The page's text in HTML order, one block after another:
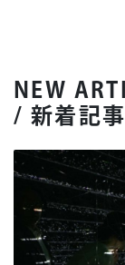
NEW
/ 新着記事